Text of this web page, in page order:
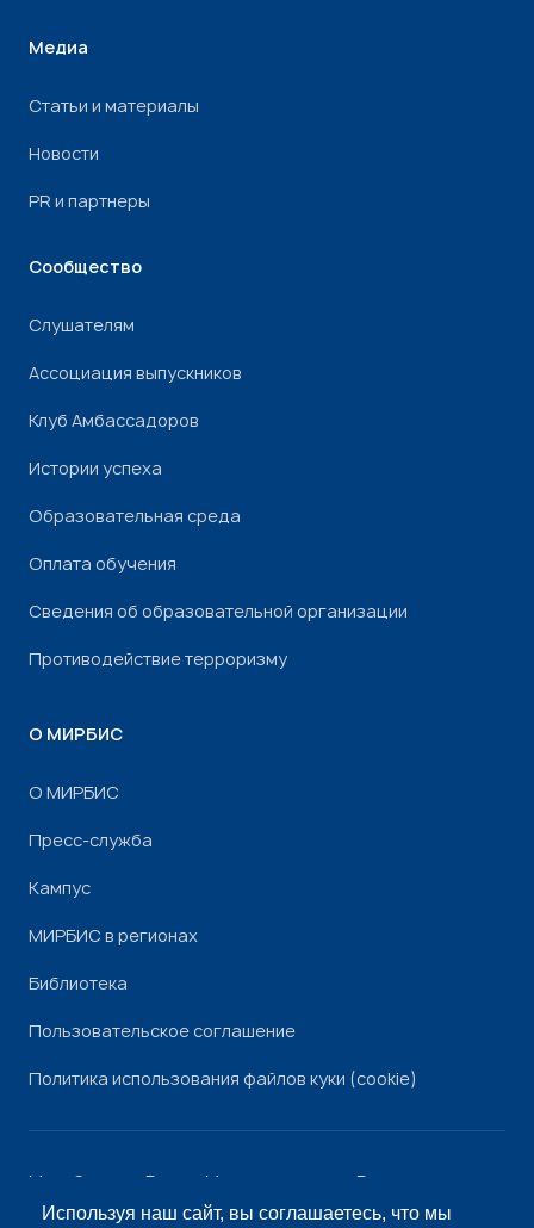
Используя наш сайт, вы соглашаетесь, что мы
Медиа
Статьи и материалы
Новости
PR и партнеры
Сообщество
Слушателям
Ассоциация выпускников
Клуб Амбассадоров
Истории успеха
Образовательная среда
Оплата обучения
Сведения об образовательной организации
Противодействие терроризму
О МИРБИС
О МИРБИС
Пресс-служба
Кампус
МИРБИС в регионах
Библиотека
Пользовательское соглашение
Политика использования файлов куки (cookie)
Минобрнауки России Минпросвещения России
РоскомнадзорРособрнадзор